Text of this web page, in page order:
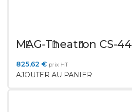
MAG-Theatron CS-44
825,62 € prix HT
AJOUTER AU PANIER